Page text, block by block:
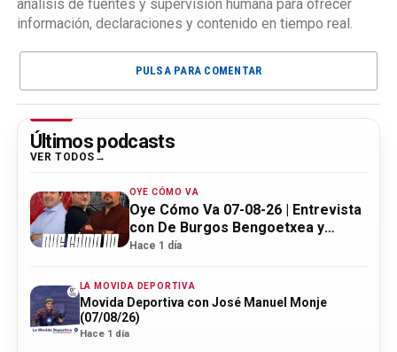
análisis de fuentes y supervisión humana para ofrecer
información, declaraciones y contenido en tiempo real.
PULSA PARA COMENTAR
Últimos podcasts
VER TODOS
OYE CÓMO VA
Oye Cómo Va 07-08-26 | Entrevista
con De Burgos Bengoetxea y
actualidad Athletic
Hace 1 día
LA MOVIDA DEPORTIVA
Movida Deportiva con José Manuel Monje
(07/08/26)
Hace 1 día